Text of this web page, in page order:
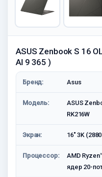
ASUS Zenbook S 16
AI 9 365 )
Бренд: Asus
Модель:
ASUS
RK216W
Экран: 16" 3K
Процессор:
AMD
ядер 20-